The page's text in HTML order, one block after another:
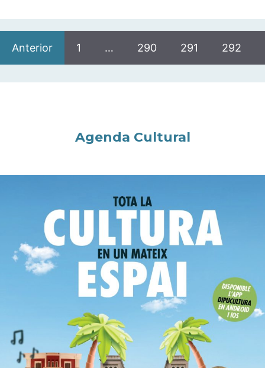
Anterior 1 … 290 291 292
Agenda Cultural